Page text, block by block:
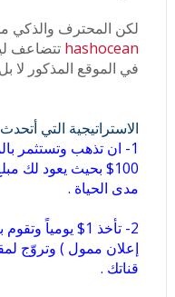
لكن المحترف والذكي
hashocean تتضاعف
في الموقع المذكور لا
الاستراتيجية التي
1- ان تذهب وتستثمر
مدى الحياة .
2- تأخذ 1$
إعلان ممول ) وتروّج
قناتك .